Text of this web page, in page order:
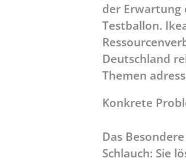
der Erwartung
Testballon.
Deutschland
Themen
Konkrete
Das
Schlauch: Sie